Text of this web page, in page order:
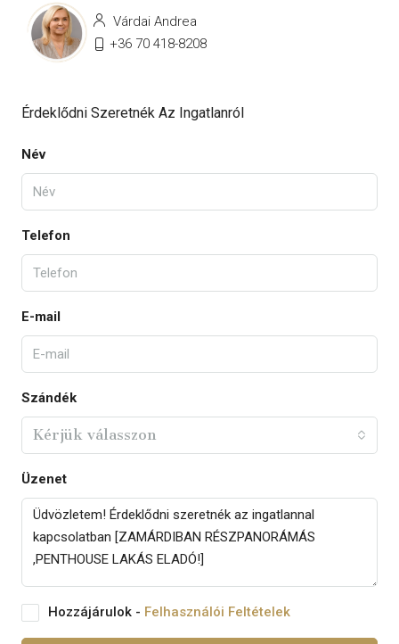
Várdai Andrea
+36 70 418-8208
Érdeklődni Szeretnék Az Ingatlanról
Név
Telefon
E-mail
Szándék
Kérjük válasszon
Üzenet
Hozzájárulok - Felhasználói Feltételek